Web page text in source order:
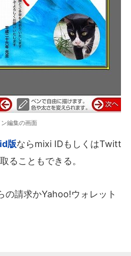
編集の画面
版ならmixi IDもしくはTwitt
ることもできる。
請求かYahoo!ウォレット